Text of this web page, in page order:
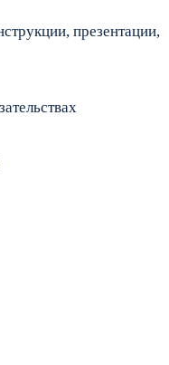
презентации,